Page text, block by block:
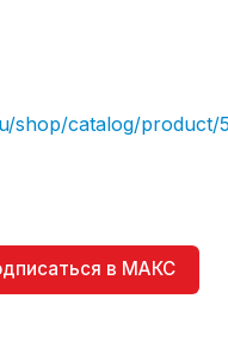
shop/catalog/product/
в МАКС